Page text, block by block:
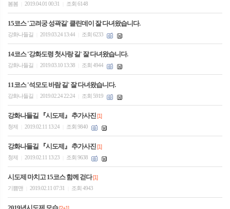
봄봄 2019.04.01 00:31 조회 6148
15코스 '고려궁 성곽길' 클린데이 잘 다녀왔습니다.
강화나들길 2019.03.24 13:44 조회 6233
14코스 '강화도령 첫사랑 길' 잘 다녀왔습니다.
강화나들길 2019.03.10 13:38 조회 4944
11코스 '석모도 바람 길' 잘 다녀왔습니다.
강화나들길 2019.02.24 22:24 조회 5919
강화나들길 『시도제』 추가사진 [1]
청제
2019.02.11 13:24 조회 9840
강화나들길 『시도제』 추가사진 [1]
청제
2019.02.11 13:23 조회 9638
시도제 마치고 15코스 함께 걷다 [1]
기쁨맨
2019.02.11 07:31 조회 4943